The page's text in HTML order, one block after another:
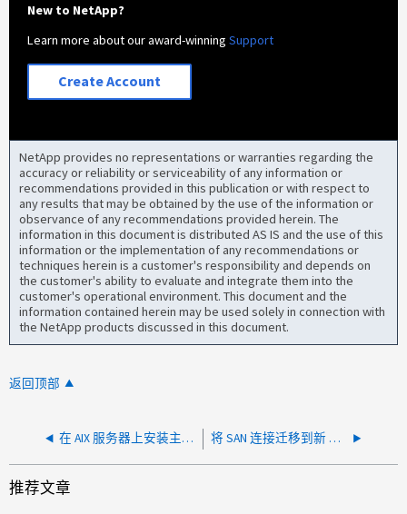
New to NetApp?
Learn more about our award-winningSupport
Create Account
NetApp provides no representations or warranties regarding the
accuracy or reliability or serviceability of any information or
recommendations provided in this publication or with respect to
any results that may be obtained by the use of the information or
observance of any recommendations provided herein. The
information in this document is distributed AS IS and the use of this
information or the implementation of any recommendations or
techniques herein is a customer's responsibility and depends on
the customer's ability to evaluate and integrate them into the
customer's operational environment. This document and the
information contained herein may be used solely in connection with
the NetApp products discussed in this document.
返回顶部
在 AIX 服务器上安装主机实用程序后，无法从 SAN 启动 将 SAN 连接迁移到新 Cisco MDS 交换机后，无法将 NetApp 存储连接到主机
推荐文章